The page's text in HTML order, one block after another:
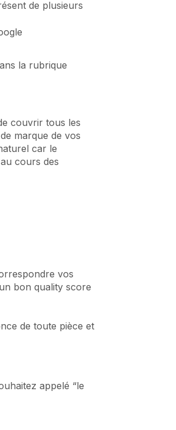
de plusieurs
la rubrique
couvrir tous les
marque de vos
car le
cours des
vos
bon quality score
de toute pièce et
appelé “le